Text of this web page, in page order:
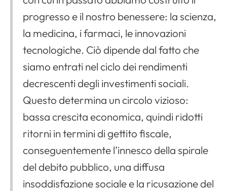
progresso e il nostro benessere: la scienza,
la medicina, i farmaci, le innovazioni
tecnologiche. Ciò dipende dal fatto che
siamo entrati nel ciclo dei rendimenti
decrescenti degli investimenti sociali.
Questo determina un circolo vizioso:
bassa crescita economica, quindi ridotti
ritorni in termini di gettito fiscale,
conseguentemente l’innesco della spirale
del debito pubblico, una diffusa
insoddisfazione sociale e la ricusazione del